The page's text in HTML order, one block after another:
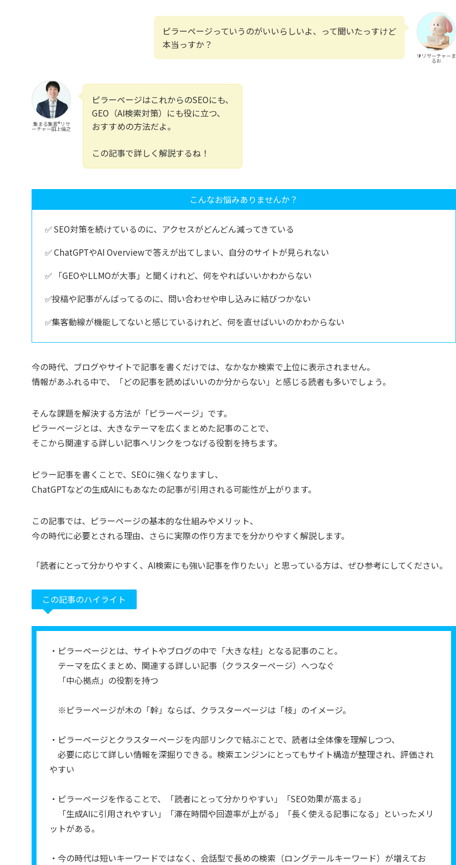
🔰リサーチャーま
るお
ピラーページっていうのがいいらしいよ、って聞いたっすけど
本当っすか？
集まる集客®リサ
ーチャー田上倫之
ピラーページはこれからのSEOにも、
GEO（AI検索対策）にも役に立つ、
おすすめの方法だよ。
この記事で詳しく解説するね！
こんなお悩みありませんか？
✅ SEO対策を続けているのに、アクセスがどんどん減ってきている
✅ ChatGPTやAI Overviewで答えが出てしまい、自分のサイトが見られない
✅ 「GEOやLLMOが大事」と聞くけれど、何をやればいいかわからない
✅投稿や記事がんばってるのに、問い合わせや申し込みに結びつかない
✅集客動線が機能してないと感じているけれど、何を直せばいいのかわからない
今の時代、ブログやサイトで記事を書くだけでは、なかなか検索で上位に表示されません。
情報があふれる中で、「どの記事を読めばいいのか分からない」と感じる読者も多いでしょう。
そんな課題を解決する方法が「ピラーページ」です。
ピラーページとは、大きなテーマを広くまとめた記事のことで、
そこから関連する詳しい記事へリンクをつなげる役割を持ちます。
ピラー記事を書くことで、SEOに強くなりますし、
ChatGPTなどの生成AIにもあなたの記事が引用される可能性が上がります。
この記事では、ピラーページの基本的な仕組みやメリット、
今の時代に必要とされる理由、さらに実際の作り方までを分かりやすく解説します。
「読者にとって分かりやすく、AI検索にも強い記事を作りたい」と思っている方は、ぜひ参考にしてください。
この記事のハイライト
・ピラーページとは、サイトやブログの中で「大きな柱」となる記事のこと。
テーマを広くまとめ、関連する詳しい記事（クラスターページ）へつなぐ
「中心拠点」の役割を持つ
※ピラーページが木の「幹」ならば、クラスターページは「枝」のイメージ。
・ピラーページとクラスターページを内部リンクで結ぶことで、読者は全体像を理解しつつ、
必要に応じて詳しい情報を深掘りできる。検索エンジンにとってもサイト構造が整理され、評価され
やすい
・ピラーページを作ることで、「読者にとって分かりやすい」「SEO効果が高まる」
「生成AIに引用されやすい」「滞在時間や回遊率が上がる」「長く使える記事になる」といったメリ
ットがある。
・今の時代は短いキーワードではなく、会話型で長めの検索（ロングテールキーワード）が増えてお